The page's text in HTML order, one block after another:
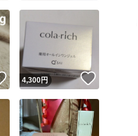
いいね！
4,300円